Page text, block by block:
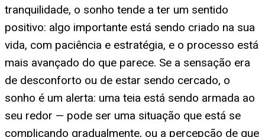
tranquilidade, o sonho tende a ter um sentido
positivo: algo importante está sendo criado na sua
vida, com paciência e estratégia, e o processo está
mais avançado do que parece. Se a sensação era
de desconforto ou de estar sendo cercado, o
sonho é um alerta: uma teia está sendo armada ao
seu redor — pode ser uma situação que está se
complicando gradualmente, ou a percepção de que